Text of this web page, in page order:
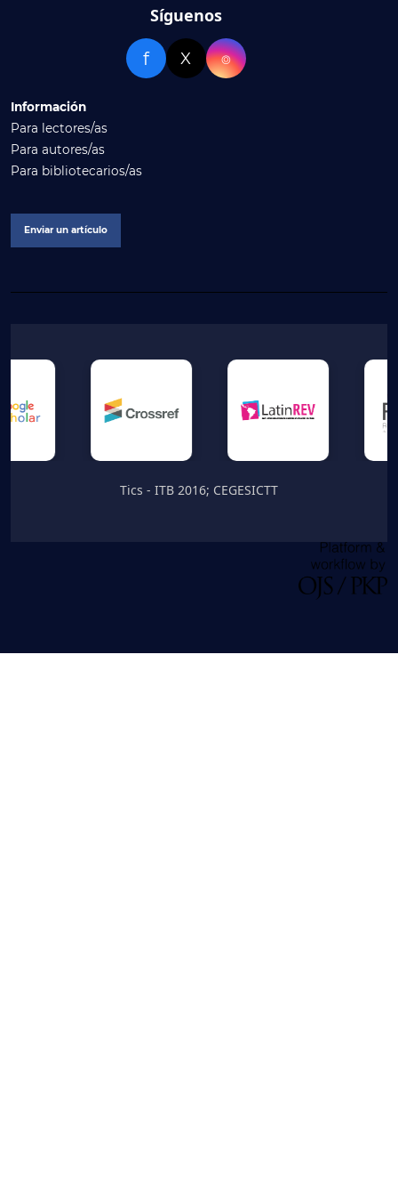
Síguenos
f X ⌾
Información
Para lectores/as
Para autores/as
Para bibliotecarios/as
Enviar un artículo
Tics - ITB 2016; CEGESICTT